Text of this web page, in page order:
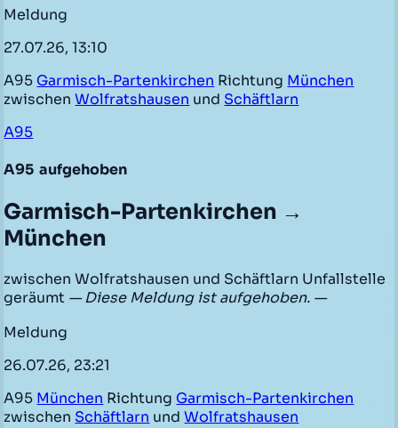
Meldung
27.07.26, 13:10
A95 Garmisch-Partenkirchen Richtung München
zwischenWolfratshausen und Schäftlarn
A95
A95 aufgehoben
Garmisch-Partenkirchen →
München
zwischen Wolfratshausen und Schäftlarn Unfallstelle
geräumt — Diese Meldung ist aufgehoben. —
Meldung
26.07.26, 23:21
A95 München Richtung Garmisch-Partenkirchen
zwischen Schäftlarn undWolfratshausen